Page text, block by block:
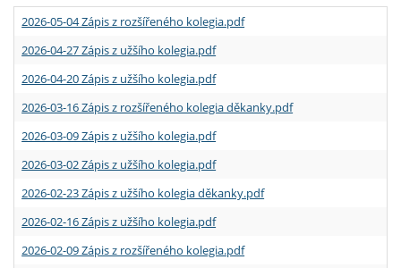
2026-05-04 Zápis z rozšířeného kolegia.pdf
2026-04-27 Zápis z užšího kolegia.pdf
2026-04-20 Zápis z užšího kolegia.pdf
2026-03-16 Zápis z rozšířeného kolegia děkanky.pdf
2026-03-09 Zápis z užšího kolegia.pdf
2026-03-02 Zápis z užšího kolegia.pdf
2026-02-23 Zápis z užšího kolegia děkanky.pdf
2026-02-16 Zápis z užšího kolegia.pdf
2026-02-09 Zápis z rozšířeného kolegia.pdf